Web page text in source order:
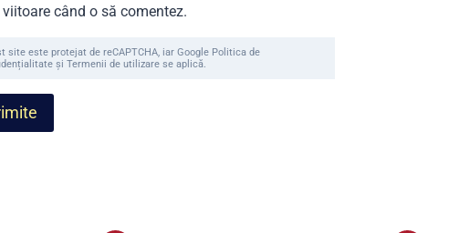
când o să comentez.
site este protejat de reCAPTCHA, iar Google Politica de
și Termenii de utilizare se aplică.